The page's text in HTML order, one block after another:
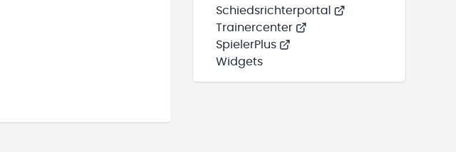
Schiedsrichterportal
Trainercenter
SpielerPlus
Widgets